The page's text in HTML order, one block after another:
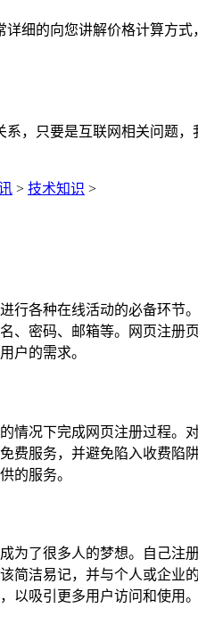
细的向您讲解价格计算方
，只要是互联网相关问题
> 技术知识 >
行各种在线活动的必备环
、密码、邮箱等。网页注
户的需求。
情况下完成网页注册过程
费服务，并避免陷入收费
的服务。
为了很多人的梦想。自己
简洁易记，并与个人或企
以吸引更多用户访问和使用。